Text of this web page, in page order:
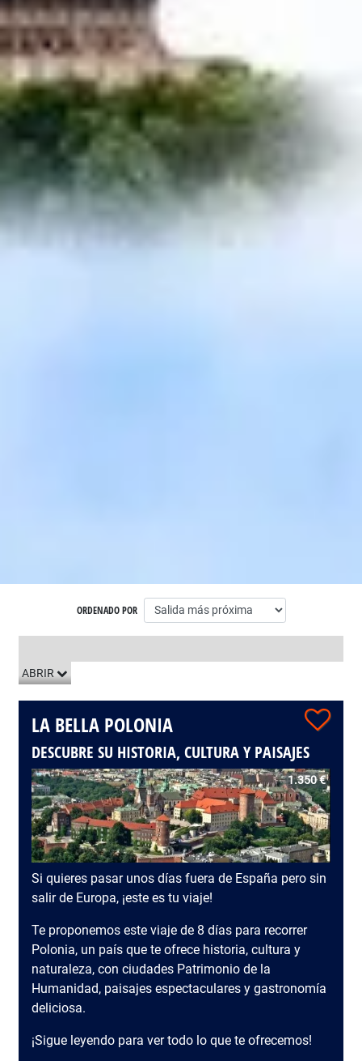
ORDENADO POR
ABRIR
LA BELLA POLONIA
DESCUBRE SU HISTORIA, CULTURA Y PAISAJES
1.350 €
Si quieres pasar unos días fuera de España pero sin
salir de Europa, ¡este es tu viaje!
Te proponemos este viaje de 8 días para recorrer
Polonia, un país que te ofrece historia, cultura y
naturaleza, con ciudades Patrimonio de la
Humanidad, paisajes espectaculares y gastronomía
deliciosa.
¡Sigue leyendo para ver todo lo que te ofrecemos!